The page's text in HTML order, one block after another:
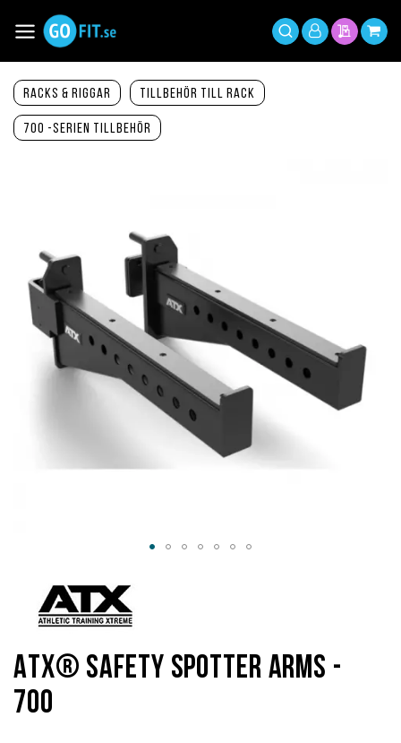
innehållet
Växla
Nav
Sök
Mitt
Min Min
Racks & Riggar Tillbehör till Rack
700 -serien tillbehör
ATX® Safety Spotter Arms -
700
början
bildgalleriet